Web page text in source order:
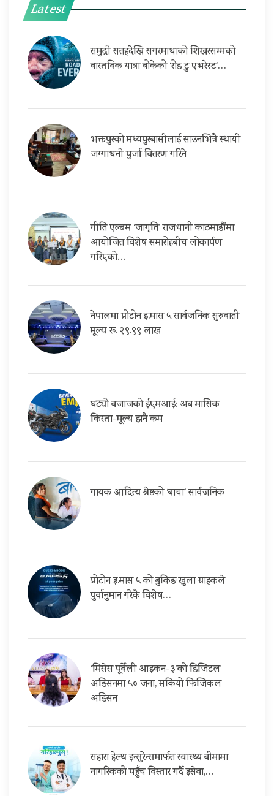
Latest
समुद्री सतहदेखि सगरमाथाको शिखरसम्मको
वास्तविक यात्रा बोकेको ‘रोड टु एभरेस्ट’…
भक्तपुरको मध्यपुरबासीलाई साउनभित्रै स्थायी
जग्गाधनी पुर्जा वितरण गरिने
गीति एल्बम ‘जागृति’ राजधानी काठमाडौंमा
आयोजित विशेष समारोहबीच लोकार्पण
गरिएको…
नेपालमा प्रोटोन इ.मास ५ सार्वजनिक सुरुवाती
मूल्य रू. २९.९९ लाख
घट्यो बजाजको ईएमआई: अब मासिक
किस्ता-मूल्य झनै कम
गायक आदित्य श्रेष्ठको ‘बाचा’ सार्वजनिक
प्रोटोन इ.मास ५ को बुकिङ खुला ग्राहकले
पुर्वानुमान गरेकै विशेष…
‘मिसेस पूर्वेली आइकन-३’को डिजिटल
अडिसनमा ५० जना, सकियो फिजिकल
अडिसन
सहारा हेल्थ इन्सुरेन्समार्फत स्वास्थ्य बीमामा
नागरिकको पहुँच विस्तार गर्दै इसेवा,…